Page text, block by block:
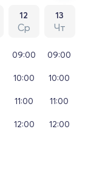
12
Ср
13
Чт
09:00
10:00
11:00
12:00
09:00
10:00
11:00
12:00